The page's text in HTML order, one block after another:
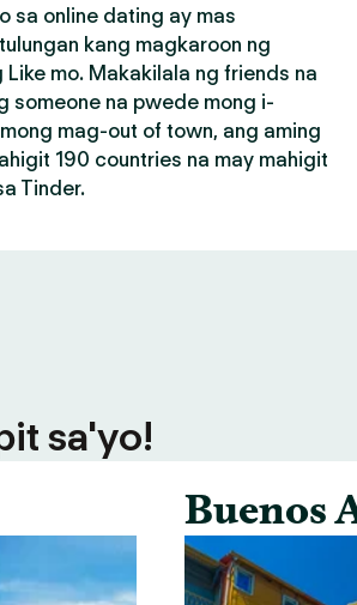
sa online dating ay mas
kang magkaroon ng
mo. Makakilala ng friends na
someone na pwede mong i-
mag-out of town, ang aming
190 countries na may mahigit
Tinder.
sa'yo!
Buenos